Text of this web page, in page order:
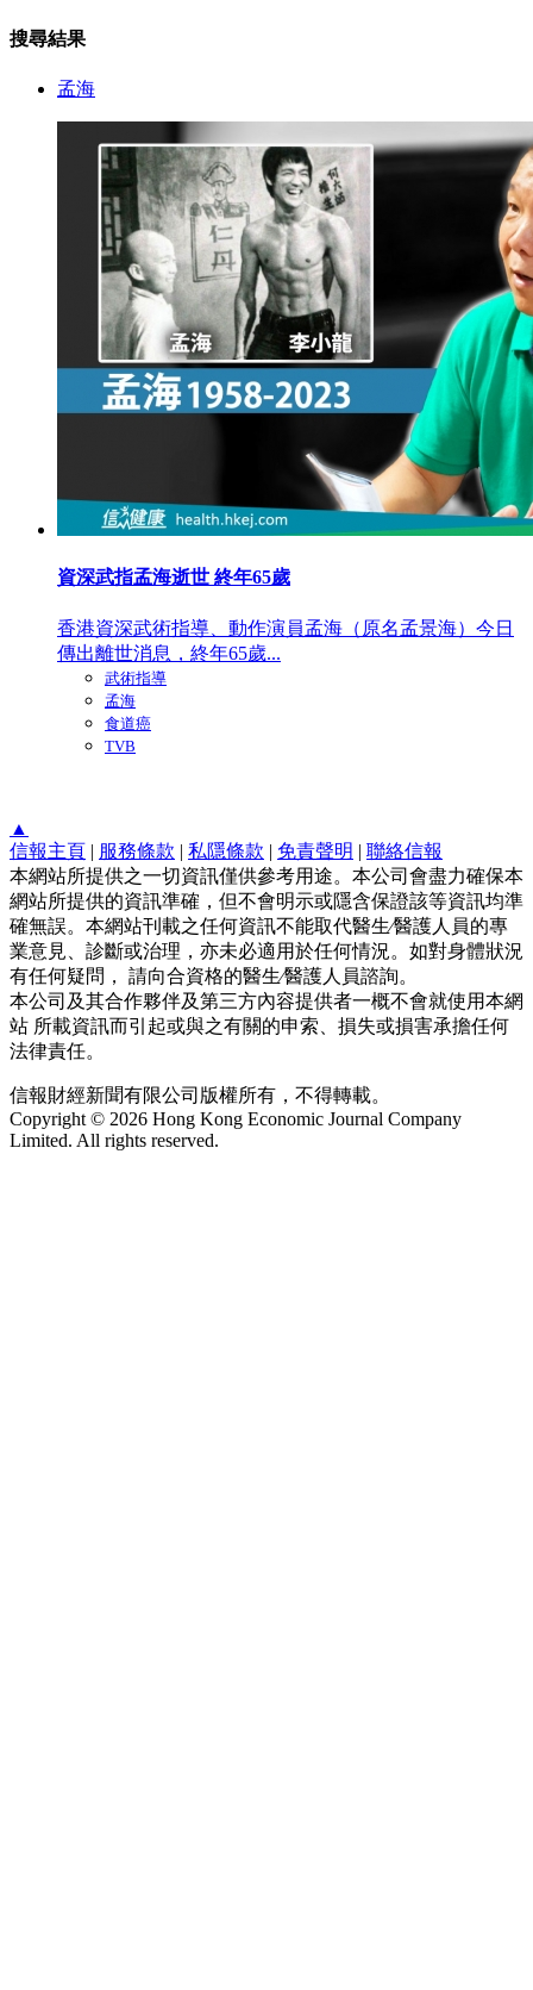
搜尋結果
孟海
資深武指孟海逝世 終年65歲
香港資深武術指導、動作演員孟海（原名孟景海）今日
傳出離世消息，終年65歲...
武術指導
孟海
食道癌
TVB
▲
信報主頁 | 服務條款 | 私隱條款 | 免責聲明 | 聯絡信報
本網站所提供之一切資訊僅供參考用途。本公司會盡力確保本
網站所提供的資訊準確，但不會明示或隱含保證該等資訊均準
確無誤。本網站刊載之任何資訊不能取代醫生∕醫護人員的專
業意見、診斷或治理，亦未必適用於任何情況。如對身體狀況
有任何疑問， 請向合資格的醫生∕醫護人員諮詢。
本公司及其合作夥伴及第三方內容提供者一概不會就使用本網
站 所載資訊而引起或與之有關的申索、損失或損害承擔任何
法律責任。
信報財經新聞有限公司版權所有，不得轉載。
Copyright © 2026 Hong Kong Economic Journal Company
Limited. All rights reserved.